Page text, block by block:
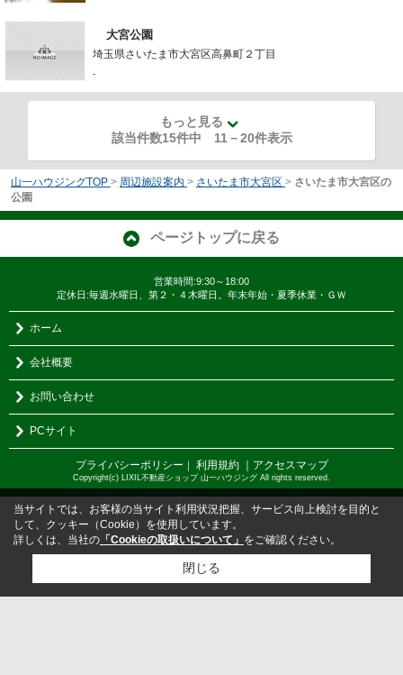
大宮公園
埼玉県さいたま市大宮区高鼻町２丁目
-
もっと見る
該当件数15件中 11 －20件表示
山一ハウジングTOP > 周辺施設案内 > さいたま市大宮区 > さいたま市大宮区の
公園
ページトップに戻る
営業時間:9:30～18:00
定休日:毎週水曜日、第２・４木曜日。年末年始・夏季休業・ＧＷ
ホーム
会社概要
お問い合わせ
PCサイト
プライバシーポリシー ｜ 利用規約 ｜アクセスマップ
Copyright(c) LIXIL不動産ショップ 山一ハウジング All rights reserved.
当サイトでは、お客様の当サイト利用状況把握、サービス向上検討を目的と
して、クッキー（Cookie）を使用しています。
詳しくは、当社の 「Cookieの取扱いについて」 をご確認ください。
閉じる